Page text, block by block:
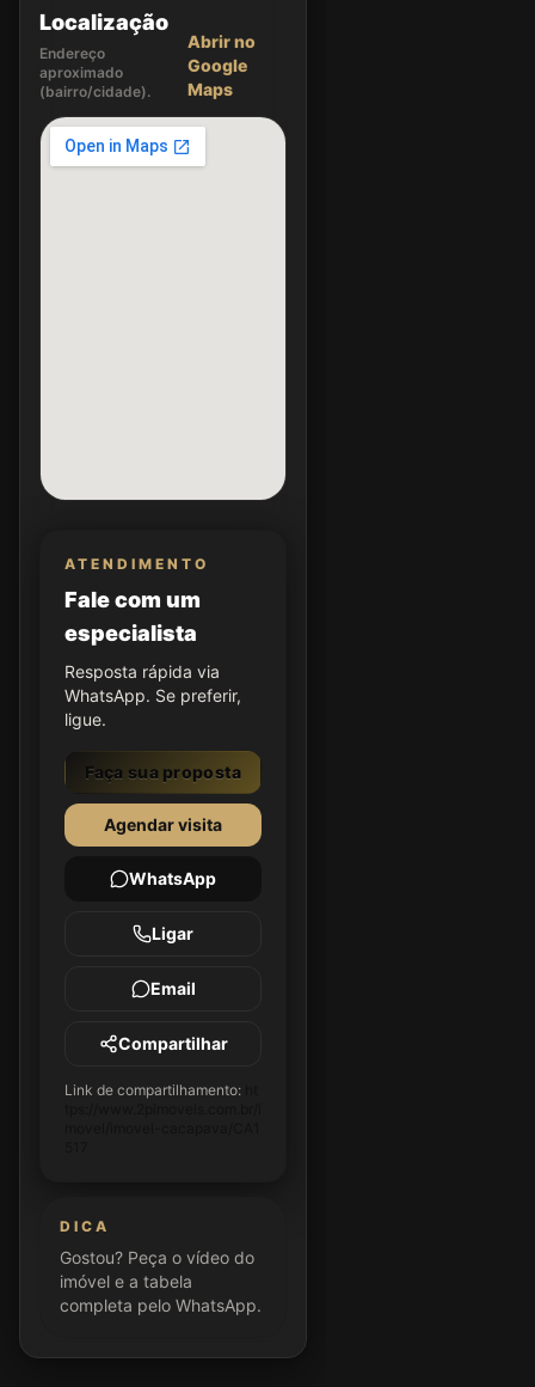
Localização
Endereço
aproximado
(bairro/cidade).
Abrir no
Google
Maps
ATENDIMENTO
Fale com um
especialista
Resposta rápida via
WhatsApp. Se preferir,
ligue.
Faça sua proposta
Agendar visita
WhatsApp
Ligar
Email
Compartilhar
Link de compartilhamento:
DICA
Gostou? Peça o vídeo do
imóvel e a tabela
completa pelo WhatsApp.